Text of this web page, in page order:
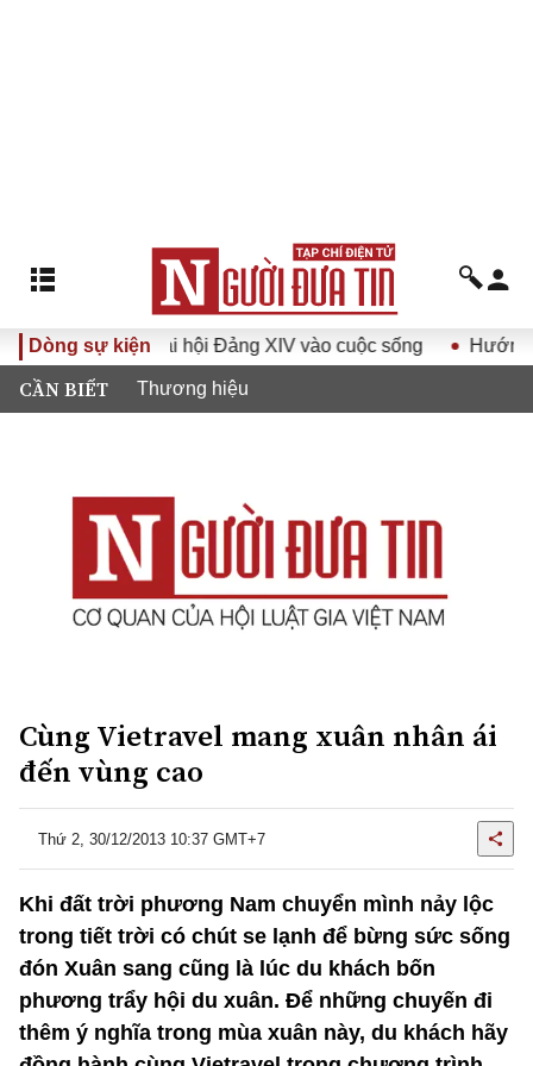
Dòng sự kiện
quyết Đại hội Đảng XIV vào cuộc sống Hướng tới
CẦN BIẾT Thương hiệu
Cùng Vietravel mang xuân nhân ái
đến vùng cao
Thứ 2, 30/12/2013 10:37 GMT+7
Khi đất trời phương Nam chuyển mình nảy lộc
trong tiết trời có chút se lạnh để bừng sức sống
đón Xuân sang cũng là lúc du khách bốn
phương trẩy hội du xuân. Để những chuyến đi
thêm ý nghĩa trong mùa xuân này, du khách hãy